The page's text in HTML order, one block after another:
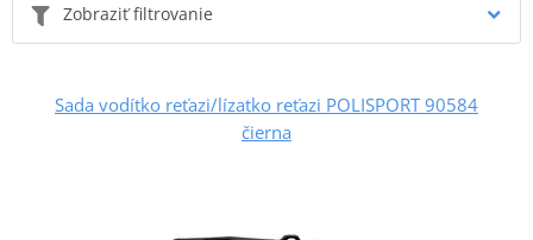
Zobraziť filtrovanie
Sada vodítko reťazi/lízatko reťazi POLISPORT 90584
čierna